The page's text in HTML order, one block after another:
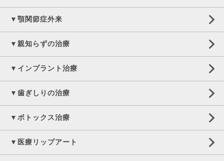
▼顎関節症外来
▼親知らずの治療
▼インプラント治療
▼歯ぎしりの治療
▼ボトックス治療
▼医療リップアート